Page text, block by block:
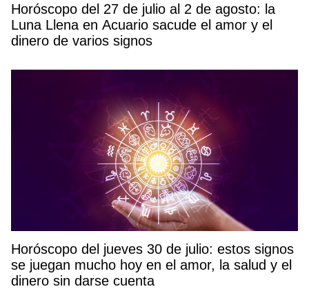
Horóscopo del 27 de julio al 2 de agosto: la
Luna Llena en Acuario sacude el amor y el
dinero de varios signos
Horóscopo del jueves 30 de julio: estos signos
se juegan mucho hoy en el amor, la salud y el
dinero sin darse cuenta